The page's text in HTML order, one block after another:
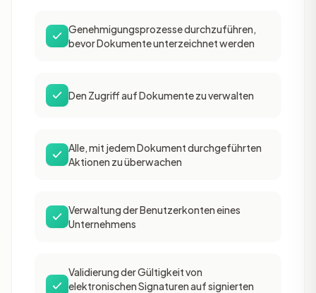
Genehmigungsprozesse durchzuführen,
bevor Dokumente unterzeichnet werden
Den Zugriff auf Dokumente zu verwalten
Alle, mit jedem Dokument durchgeführten
Aktionen zu überwachen
Verwaltung der Benutzerkonten eines
Unternehmens
Validierung der Gültigkeit von
elektronischen Signaturen auf signierten